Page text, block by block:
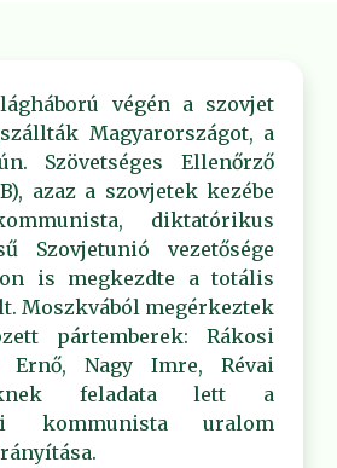
végén a szovjet
Magyarországot, a
Szövetséges Ellenőrző
azaz a szovjetek kezébe
diktatórikus
Szovjetunió vezetősége
is megkezdte a totális
Moszkvából megérkeztek
pártemberek: Rákosi
Ernő, Nagy Imre, Révai
feladata lett a
kommunista uralom